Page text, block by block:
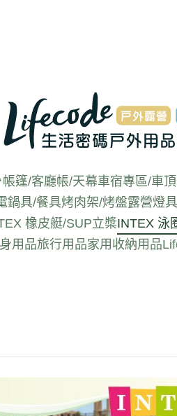
篷/客廳帳/天幕車宿專區/車
鍋具/餐具烤肉架/烤盤露營燈
橡皮艇/SUP立槳INTEX 泳
用品旅行用品家用收納用品